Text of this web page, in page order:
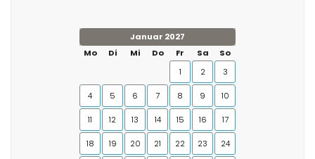
Januar 2027
Mo
Di Mi Do Fr Sa
So
1
2 3
4 5 6 7 8 9 10
11 12 13 14 15 16 17
18 19 20 21 22 23 24